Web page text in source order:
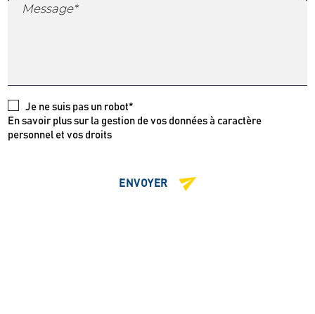
Message*
Je ne suis pas un robot*
En savoir plus sur la gestion de vos données à caractère
personnel et vos droits
ENVOYER